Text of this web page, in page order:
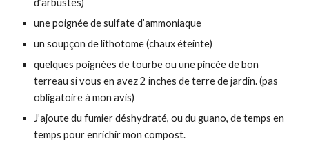
d’arbustes)
une poignée de sulfate d’ammoniaque
un soupçon de lithotome (chaux éteinte)
quelques poignées de tourbe ou une pincée de bon
terreau si vous en avez 2 inches de terre de jardin. (pas
obligatoire à mon avis)
J’ajoute du fumier déshydraté, ou du guano, de temps en
temps pour enrichir mon compost.